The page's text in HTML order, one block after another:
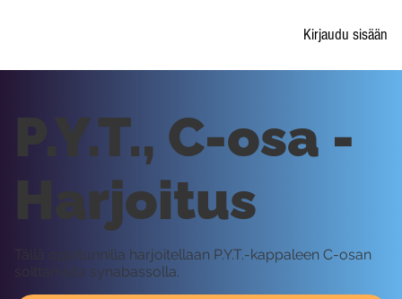
Kirjaudu sisään
P.Y.T., C-osa -
Harjoitus
Tällä oppitunnilla harjoitellaan P.Y.T.-kappaleen C-osan
soittamista synabassolla.